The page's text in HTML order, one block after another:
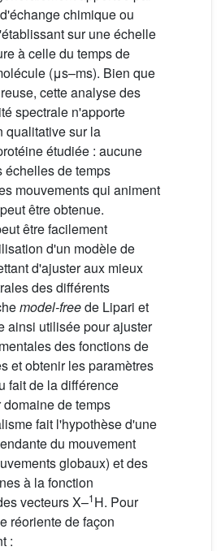
chimique ou
sur une échelle
à celle du temps de
(μs–ms). Bien que
cette analyse des
spectrale n'apporte
qualitative sur la
étudiée : aucune
échelles de temps
mouvements qui animent
être obtenue.
être facilement
d'un modèle de
d'ajuster aux mieux
des différents
model-freede Lipari et
ainsi utilisée pour ajuster
des fonctions de
et obtenir les paramètres
fait de la différence
de temps
fait l'hypothèse d'une
du mouvement
globaux) et des
à la fonction
vecteurs X–1H. Pour
réoriente de façon
: